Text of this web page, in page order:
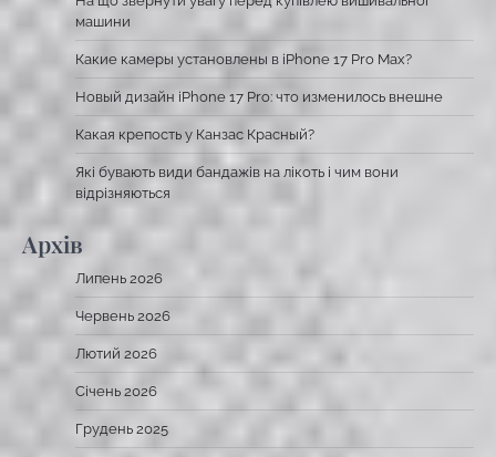
машини
Какие камеры установлены в iPhone 17 Pro Max?
Новый дизайн iPhone 17 Pro: что изменилось внешне
Какая крепость у Канзас Красный?
Які бувають види бандажів на лікоть і чим вони
відрізняються
Архів
Липень 2026
Червень 2026
Лютий 2026
Січень 2026
Грудень 2025